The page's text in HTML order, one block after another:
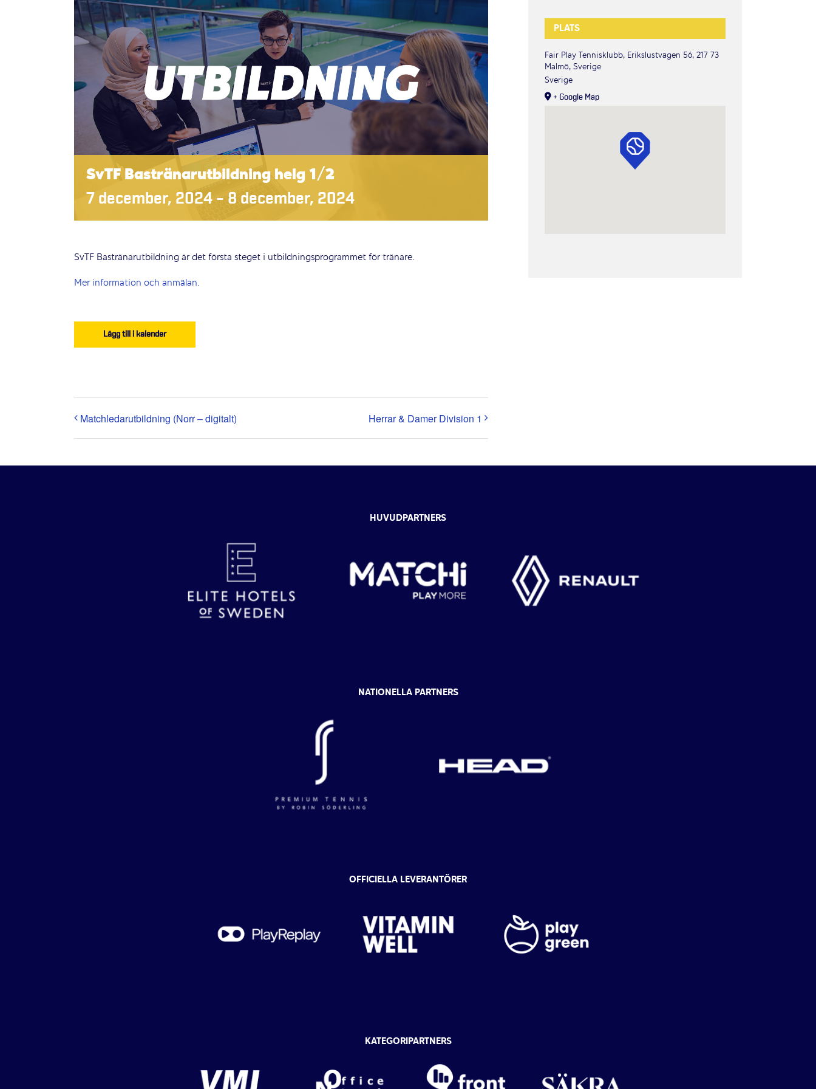
SvTF Bastränarutbildning helg 1/2
7 december, 2024 – 8 december, 2024
SvTF Bastränarutbildning är det första steget i utbildningsprogrammet för tränare.
Mer information och anmälan.
Lägg till i kalender
Matchledarutbildning (Norr – digitalt) Herrar & Damer Division 1
PLATS
Fair Play Tennisklubb, Erikslustvägen 56, 217 73
Malmö, Sverige
Sverige
+ Google Map
HUVUDPARTNERS
NATIONELLA PARTNERS
OFFICIELLA LEVERANTÖRER
KATEGORIPARTNERS